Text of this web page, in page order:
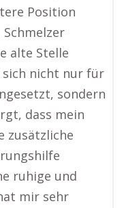
Position
Schmelzer
alte Stelle
sich nicht nur für
sondern
dass mein
zusätzliche
ruhige und
mir sehr